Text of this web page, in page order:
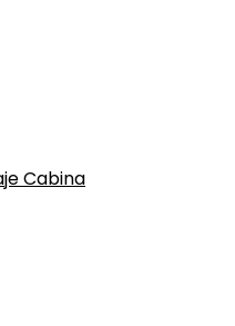
Cabina